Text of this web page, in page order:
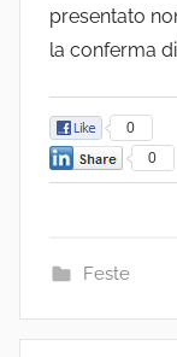
presentato
la conferma
0
0
Feste